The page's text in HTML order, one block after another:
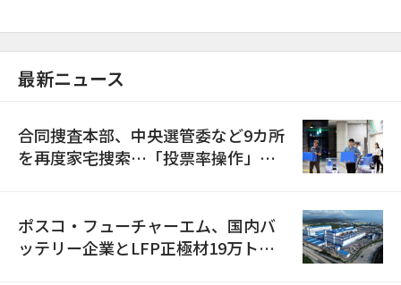
最新ニュース
合同捜査本部、中央選管委など9カ所
を再度家宅捜索…「投票率操作」の
ポスコ・フューチャーエム、国内バ
ッテリー企業とLFP正極材19万トン